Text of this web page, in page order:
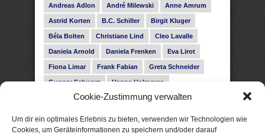
Cookie-Zustimmung verwalten
Um dir ein optimales Erlebnis zu bieten, verwenden wir Technologien wie
Cookies, um Geräteinformationen zu speichern und/oder darauf
Andreas Adlon André Milewski Anne Amrum
Astrid Korten B.C. Schiller Birgit Kluger
Béla Bolten Christiane Lind Cleo Lavalle
Daniela Arnold Daniela Frenken Eva Lirot
Fiona Limar Frank Fabian Greta Schneider
Gunnar Schwarz Hanna Holmgren
Heike Fröhling Ina Glahe Ivo Pala J. Vellguth
Leonie Haubrich Lilly Labord Livia Pipes